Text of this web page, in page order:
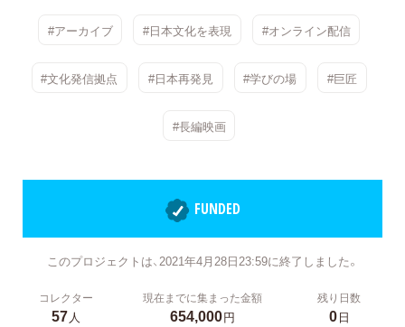
#アーカイブ #日本文化を表現 #オンライン配信
#文化発信拠点 #日本再発見 #学びの場 #巨匠
#長編映画
FUNDED
このプロジェクトは、2021年4月28日23:59に終了しました。
コレクター
57人
現在までに集まった金額
654,000円
残り日数
0日